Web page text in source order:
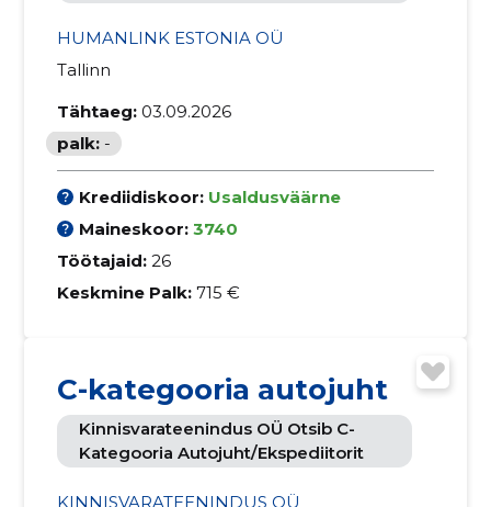
HUMANLINK ESTONIA OÜ
Tallinn
Tähtaeg: 03.09.2026
palk: -
Krediidiskoor: Usaldusväärne
Maineskoor: 3740
Töötajaid: 26
Keskmine Palk: 715 €
C-kategooria autojuht
Kinnisvarateenindus OÜ Otsib C-
Kategooria Autojuht/ekspediitorit
KINNISVARATEENINDUS OÜ